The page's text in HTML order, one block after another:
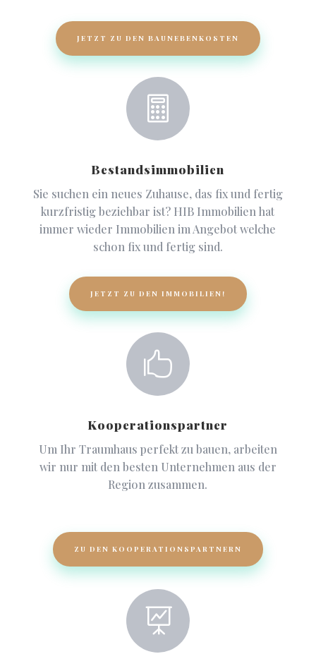
JETZT ZU DEN BAUNEBENKOSTEN

Bestandsimmobilien
Sie suchen ein neues Zuhause, das fix und fertig
kurzfristig beziehbar ist? HIB Immobilien hat
immer wieder Immobilien im Angebot welche
schon fix und fertig sind.
JETZT ZU DEN IMMOBILIEN!

Kooperationspartner
Um Ihr Traumhaus perfekt zu bauen, arbeiten
wir nur mit den besten Unternehmen aus der
Region zusammen.
ZU DEN KOOPERATIONSPARTNERN
